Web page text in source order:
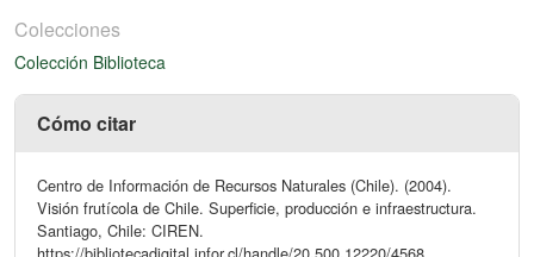
Colecciones
Colección Biblioteca
Cómo citar
Centro de Información de Recursos Naturales (Chile). (2004).
Visión frutícola de Chile. Superficie, producción e infraestructura.
Santiago, Chile: CIREN.
https://bibliotecadigital.infor.cl/handle/20.500.12220/4568